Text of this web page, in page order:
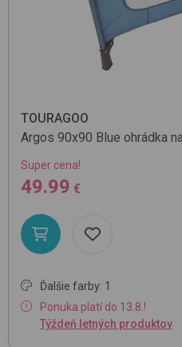
TOURAGOO
Argos 90x90 Blue ohrádka
Super cena!
49.99 €
Ďalšie farby: 1
Ponuka platí do 13.8.!
Týždeň letných produktov